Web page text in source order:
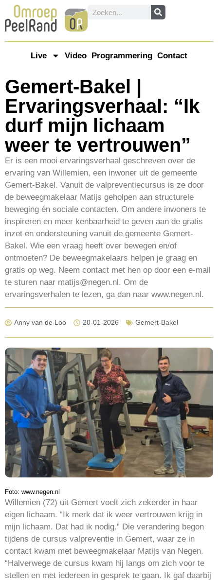
Live Video Programmering Contact
Gemert-Bakel |
Ervaringsverhaal: “Ik
durf mijn lichaam
weer te vertrouwen”
Er is een mooi ervaringsverhaal geschreven over de
ervaring van Willemien, een inwoner uit de gemeente
Gemert-Bakel. Vanuit de valpreventiecursus is ze door
de beweegmakelaar Matijs geholpen aan structurele
beweging én sociale contacten. Om andere inwoners te
inspireren en meer kenbaarheid te geven aan de gratis
inzet en ondersteuning vanuit de gemeente Gemert-
Bakel. Wie een vraag heeft over bewegen en/of
ontmoeten? De beweegmakelaars helpen je graag en
gratis op weg. Neem contact met hen op door een e-mail
te sturen naar matijs@negen.nl. Om de
ervaringsverhalen te lezen, ga dan naar www.negen.nl.
Anny van de Loo 20-01-2026 Gemert-Bakel
Foto: www.negen.nl
Willemien (72) uit Gemert voelt zich zekerder in haar
eigen lichaam. “Ik merk dat ik weer vertrouwen krijg in
mijn lichaam. Dat had ik nodig.” Die verandering begon
tijdens de cursus valpreventie in Gemert, waar ze in
contact kwam met beweegmakelaar Matijs van Negen.
“Halverwege de cursus kwam hij langs om zich voor te
stellen en met iedereen in gesprek te gaan. Ik gaf daarbij